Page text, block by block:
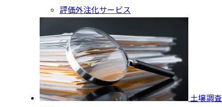
評価外注化サービス
土壌調査